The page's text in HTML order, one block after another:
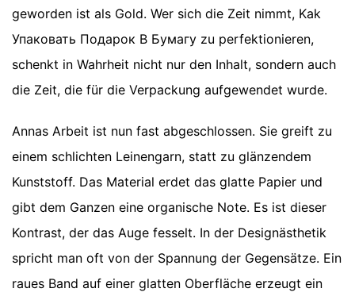
geworden ist als Gold. Wer sich die Zeit nimmt, Kak
Упаковать Подарок В Бумагу zu perfektionieren,
schenkt in Wahrheit nicht nur den Inhalt, sondern auch
die Zeit, die für die Verpackung aufgewendet wurde.
Annas Arbeit ist nun fast abgeschlossen. Sie greift zu
einem schlichten Leinengarn, statt zu glänzendem
Kunststoff. Das Material erdet das glatte Papier und
gibt dem Ganzen eine organische Note. Es ist dieser
Kontrast, der das Auge fesselt. In der Designästhetik
spricht man oft von der Spannung der Gegensätze. Ein
raues Band auf einer glatten Oberfläche erzeugt ein